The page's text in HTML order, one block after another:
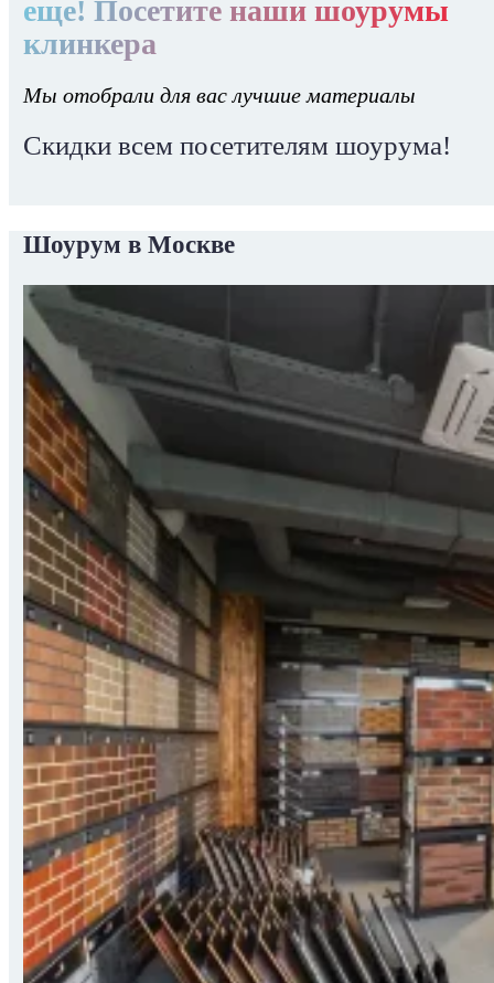
еще! Посетите наши шоурумы
клинкера
Мы отобрали для вас лучшие материалы
Скидки всем посетителям шоурума!
Шоурум в Москве